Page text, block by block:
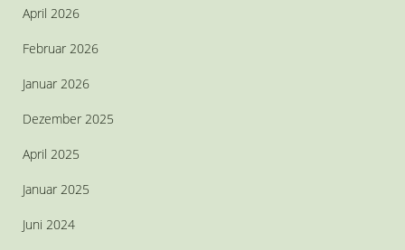
April 2026
Februar 2026
Januar 2026
Dezember 2025
April 2025
Januar 2025
Juni 2024